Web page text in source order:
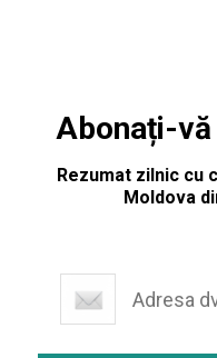
Abonați-
Rezumat zilnic cu
Moldova